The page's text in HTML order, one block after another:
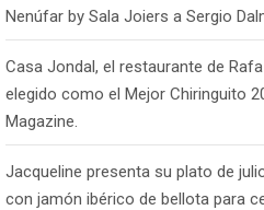
Nenúfar by Sala Joiers a Sergio
Casa Jondal, el restaurante de
elegido como el Mejor Chiringuito
Magazine.
Jacqueline presenta su plato de
con jamón ibérico de bellota para